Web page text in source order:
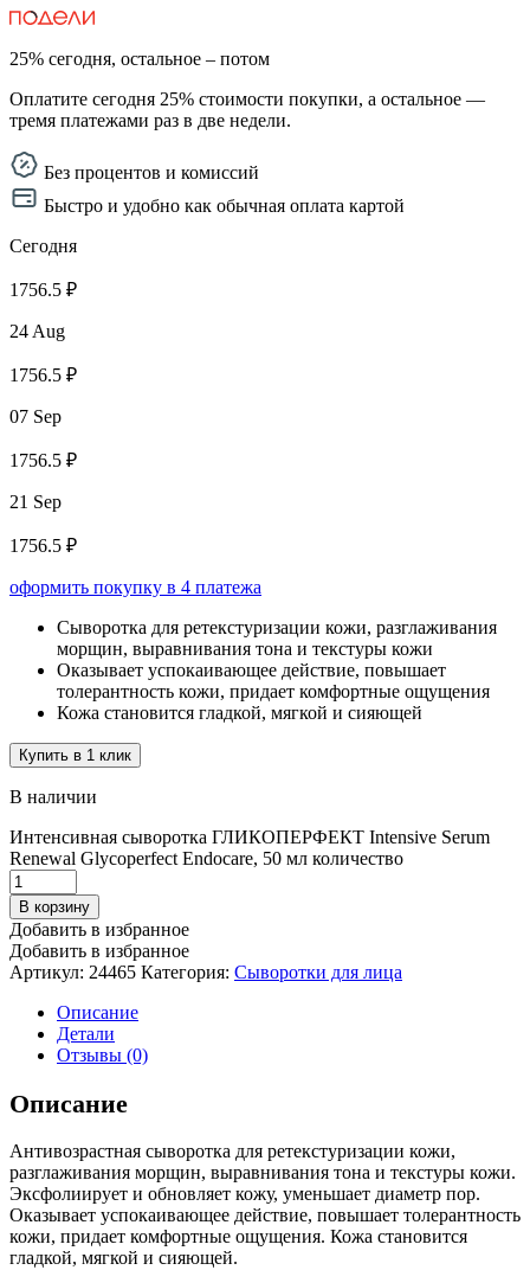
25% сегодня, остальное – потом
Оплатите сегодня 25% стоимости покупки, а остальное —
тремя платежами раз в две недели.
Без процентов и комиссий
Быстро и удобно как обычная оплата картой
Сегодня
1756.5 ₽
24 Aug
1756.5 ₽
07 Sep
1756.5 ₽
21 Sep
1756.5 ₽
оформить покупку в 4 платежа
Сыворотка для ретекстуризации кожи, разглаживания
морщин, выравнивания тона и текстуры кожи
Оказывает успокаивающее действие, повышает
толерантность кожи, придает комфортные ощущения
Кожа становится гладкой, мягкой и сияющей
Купить в 1 клик
В наличии
Интенсивная сыворотка ГЛИКОПЕРФЕКТ Intensive Serum
Renewal Glycoperfect Endocare, 50 мл количество
В корзину
Добавить в избранное
Добавить в избранное
Артикул: 24465 Категория: Сыворотки для лица
Описание
Детали
Отзывы (0)
Описание
Антивозрастная сыворотка для ретекстуризации кожи,
разглаживания морщин, выравнивания тона и текстуры кожи.
Эксфолиирует и обновляет кожу, уменьшает диаметр пор.
Оказывает успокаивающее действие, повышает толерантность
кожи, придает комфортные ощущения. Кожа становится
гладкой, мягкой и сияющей.